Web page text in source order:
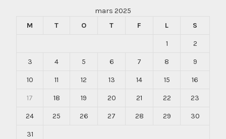
mars 2025
M
T O T F L S
1 2
3 4 5 6 7 8 9
10 11 12 13 14 15 16
17 18 19 20 21 22 23
24 25 26 27 28 29 30
31